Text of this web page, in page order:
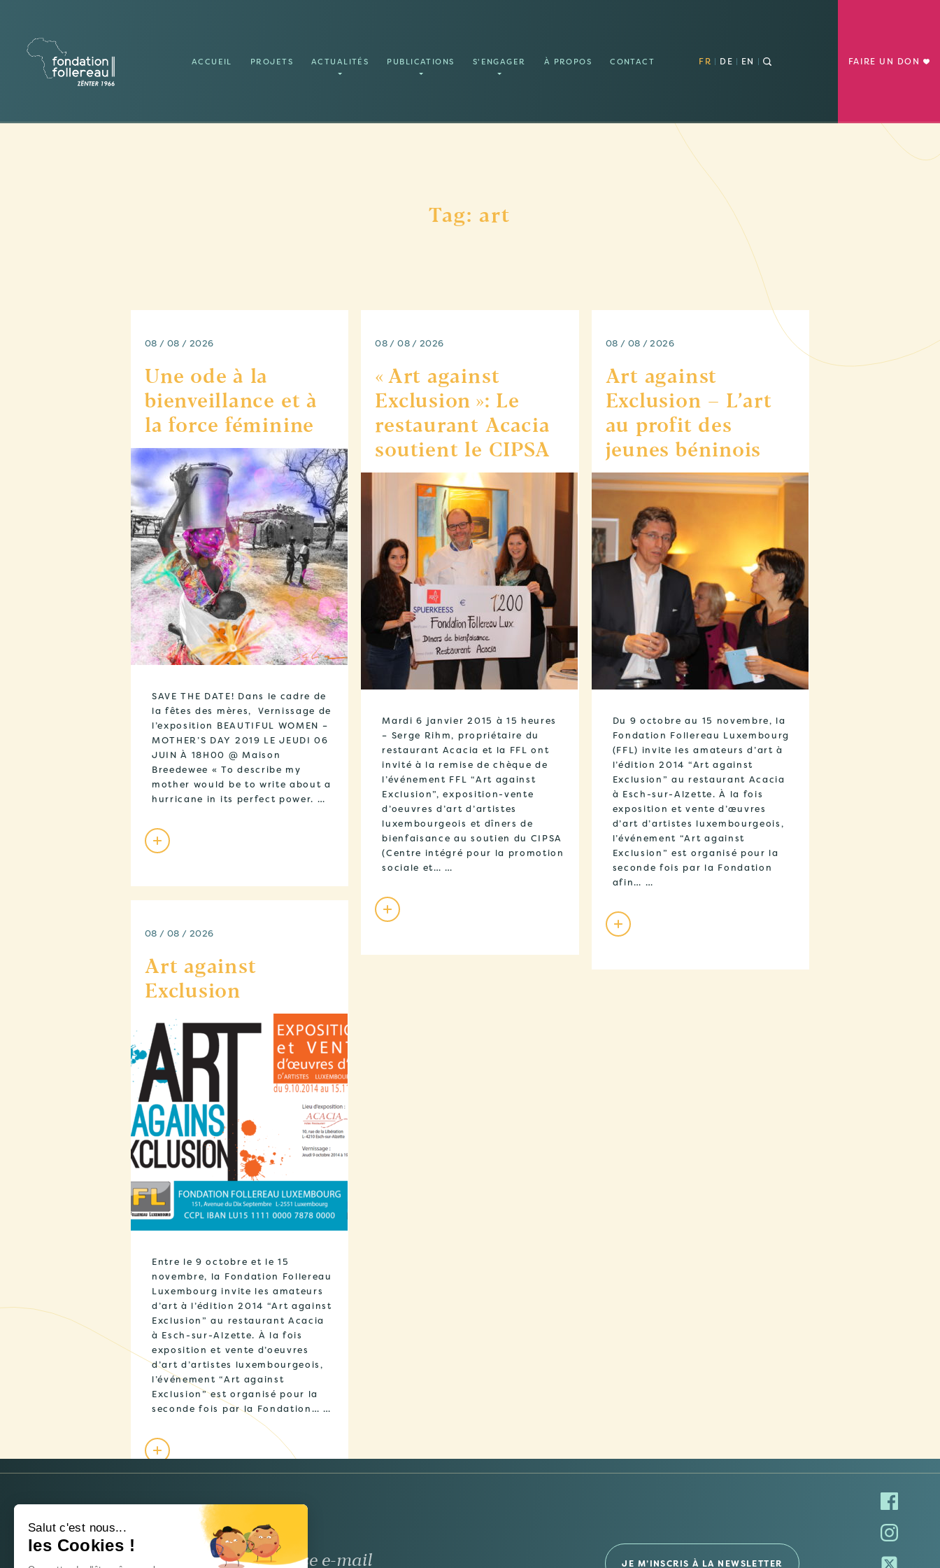
ACCUEIL PROJETS ACTUALITÉS PUBLICATIONS S'ENGAGER À PROPOS CONTACT FR DE EN FAIRE UN DON
Tag: art
08 / 08 / 2026
Une ode à la
bienveillance et à
la force féminine
SAVE THE DATE! Dans le cadre de
la fêtes des mères, Vernissage de
l’exposition BEAUTIFUL WOMEN –
MOTHER’S DAY 2019 LE JEUDI 06
JUIN À 18H00 @ Maison
Breedewee « To describe my
mother would be to write about a
hurricane in its perfect power. …
08 / 08 / 2026
« Art against
Exclusion »: Le
restaurant Acacia
soutient le CIPSA
Mardi 6 janvier 2015 à 15 heures
– Serge Rihm, propriétaire du
restaurant Acacia et la FFL ont
invité à la remise de chèque de
l’événement FFL “Art against
Exclusion”, exposition-vente
d’oeuvres d’art d’artistes
luxembourgeois et dîners de
bienfaisance au soutien du CIPSA
(Centre intégré pour la promotion
sociale et… …
08 / 08 / 2026
Art against
Exclusion – L’art
au profit des
jeunes béninois
Du 9 octobre au 15 novembre, la
Fondation Follereau Luxembourg
(FFL) invite les amateurs d’art à
l’édition 2014 “Art against
Exclusion” au restaurant Acacia
à Esch-sur-Alzette. À la fois
exposition et vente d’œuvres
d’art d’artistes luxembourgeois,
l’événement “Art against
Exclusion” est organisé pour la
seconde fois par la Fondation
afin… …
08 / 08 / 2026
Art against
Exclusion
Entre le 9 octobre et le 15
novembre, la Fondation Follereau
Luxembourg invite les amateurs
d’art à l’édition 2014 “Art against
Exclusion” au restaurant Acacia
à Esch-sur-Alzette. À la fois
exposition et vente d’oeuvres
d’art d’artistes luxembourgeois,
l’événement “Art against
Exclusion” est organisé pour la
seconde fois par la Fondation… …
NEWSLETTER
Salut c'est nous...
les Cookies !